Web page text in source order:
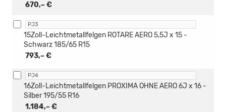
670,– €
PJ3
793,– €
15Zoll-Leichtmetallfelgen ROTARE AERO 5,5J x 15 -
Schwarz 185/65 R15
PJ4
1.184,– €
16Zoll-Leichtmetallfelgen PROXIMA OHNE AERO 6J x 16 -
Silber 195/55 R16